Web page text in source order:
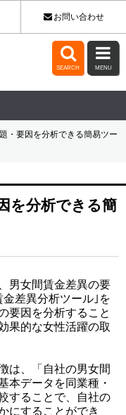
お問い合わせ

SEARCH

MENU
・要因を分析できる簡易ツー
を分析できる簡
男女間賃金差異の要
差異分析ツール｣を
要因を分析すること
果的な女性活躍の取
は、「自社の男女間
本データを同業種・
することで、自社の
にすることができ